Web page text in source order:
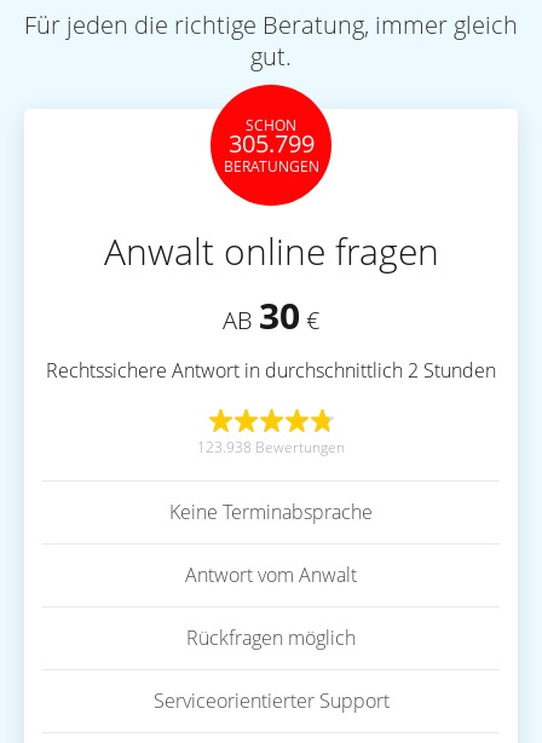
Für jeden die richtige Beratung, immer gleich
gut.
SCHON
305.799
BERATUNGEN
Anwalt online fragen
AB 30 €
Rechtssichere Antwort in durchschnittlich 2 Stunden
123.938 Bewertungen
Keine Terminabsprache
Antwort vom Anwalt
Rückfragen möglich
Serviceorientierter Support